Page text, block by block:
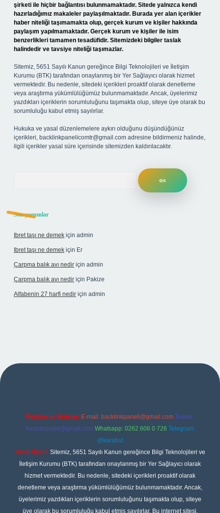
şirketi ile hiçbir bağlantısı bulunmamaktadır. Sitede yalnızca kendi
hazırladığımız makaleler paylaşılmaktadır. Burada yer alan içerikler
haber niteliği taşımamakta olup, gerçek kurum ve kişiler hakkında
paylaşım yapılmamaktadır. Gerçek kurum ve kişiler ile isim
benzerlikleri tamamen tesadüfidir. Sitemizdeki bilgiler taslak
halindedir ve tavsiye niteliği taşımazlar.
Sitemiz, 5651 Sayılı Kanun gereğince Bilgi Teknolojileri ve İletişim
Kurumu (BTK) tarafından onaylanmış bir Yer Sağlayıcı olarak hizmet
vermektedir. Bu nedenle, sitedeki içerikleri proaktif olarak denetleme
veya araştırma yükümlülüğümüz bulunmamaktadır. Ancak, üyelerimiz
yazdıkları içeriklerin sorumluluğunu taşımakta olup, siteye üye olarak bu
sorumluluğu kabul etmiş sayılırlar.
Hukuka ve yasal düzenlemelere aykırı olduğunu düşündüğünüz
içerikleri, backlinkpanelicomtr@gmail.com adresine bildirmeniz halinde,
ilgili içerikler yasal süre içerisinde sitemizden kaldırılacaktır.
Son yorumlar
Ibret taşı ne demek için admin
Ibret taşı ne demek için Er
Çarpma balık avı nedir için admin
Çarpma balık avı nedir için Pakize
Alfabenin 27 harfi nedir için admin
giriş
Reklam ve İletişim: E-mail: backlinkpaneli@gmail.com Teams:
forumhizmeti@gmail.com Whatsapp: 0262 606 0 726 Telegram:
@karabul
Yasal Uyarı: Sitemiz, 5651 Sayılı Kanun gereğince Bilgi Teknolojileri ve
İletişim Kurumu (BTK) tarafından onaylanmış bir Yer Sağlayıcı olarak
hizmet vermektedir. Bu nedenle, sitedeki içerikleri proaktif olarak
denetleme veya araştırma yükümlülüğümüz bulunmamaktadır. Ancak,
üyelerimiz yazdıkları içeriklerin sorumluluğunu taşımakta olup, siteye
üye olarak bu sorumluluğu kabul etmiş sayılırlar. Bu internet sitesi,